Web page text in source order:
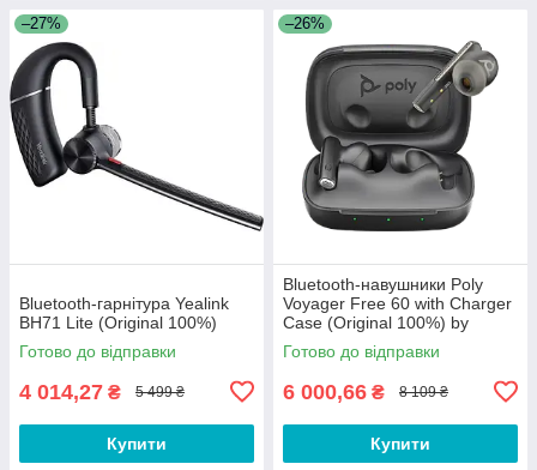
–27%
Bluetooth-гарнітура Yealink
BH71 Lite (Original 100%)
Готово до відправки
4 014,27 ₴ 5 499 ₴
Купити
–26%
Bluetooth-навушники Poly
Voyager Free 60 with Charger
Case (Original 100%) by
Plantronics
Готово до відправки
6 000,66 ₴ 8 109 ₴
Купити